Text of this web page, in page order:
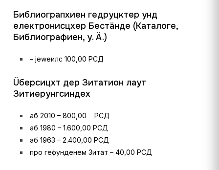
Библиограпхиен гедруцктер унд
електронисцхер Бестäнде (Каталоге,
Библиографиен, у. Ä.)
– јеwеилс 100,00 РСД
Üберсицхт дер Зитатион лаут
Зитиерунгсиндеx
аб 2010 – 800,00 РСД
аб 1980 – 1.600,00 РСД
аб 1963 – 2.400,00 РСД
про гефунденем Зитат – 40,00 РСД